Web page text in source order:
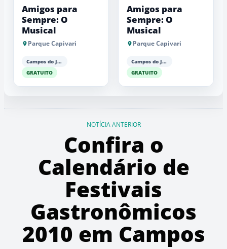
Amigos para
Sempre: O
Musical
Parque Capivari
Campos do Jordão
GRATUITO
Amigos para
Sempre: O
Musical
Parque Capivari
Campos do Jordão
GRATUITO
NOTÍCIA ANTERIOR
Confira o
Calendário de
Festivais
Gastronômicos
2010 em Campos